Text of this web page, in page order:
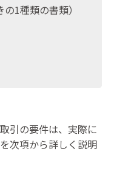
1種類の書類）
引の要件は、実際に
次項から詳しく説明